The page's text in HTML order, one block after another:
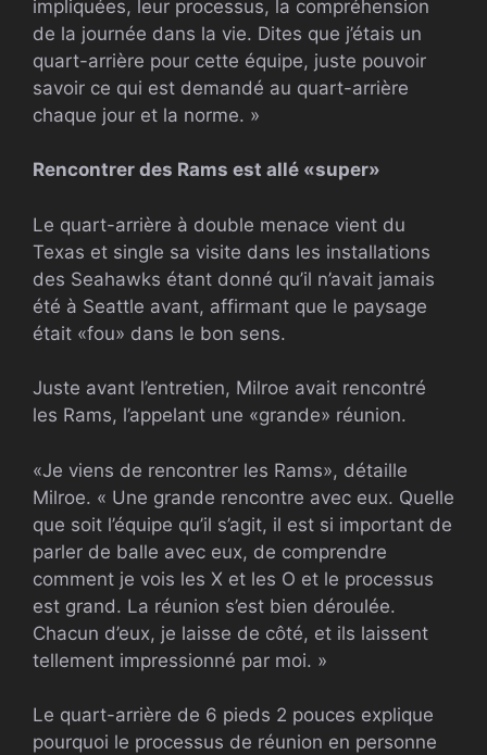
impliquées, leur processus, la compréhension
de la journée dans la vie. Dites que j’étais un
quart-arrière pour cette équipe, juste pouvoir
savoir ce qui est demandé au quart-arrière
chaque jour et la norme. »
Rencontrer des Rams est allé «super»
Le quart-arrière à double menace vient du
Texas et single sa visite dans les installations
des Seahawks étant donné qu’il n’avait jamais
été à Seattle avant, affirmant que le paysage
était «fou» dans le bon sens.
Juste avant l’entretien, Milroe avait rencontré
les Rams, l’appelant une «grande» réunion.
«Je viens de rencontrer les Rams», détaille
Milroe. « Une grande rencontre avec eux. Quelle
que soit l’équipe qu’il s’agit, il est si important de
parler de balle avec eux, de comprendre
comment je vois les X et les O et le processus
est grand. La réunion s’est bien déroulée.
Chacun d’eux, je laisse de côté, et ils laissent
tellement impressionné par moi. »
Le quart-arrière de 6 pieds 2 pouces explique
pourquoi le processus de réunion en personne